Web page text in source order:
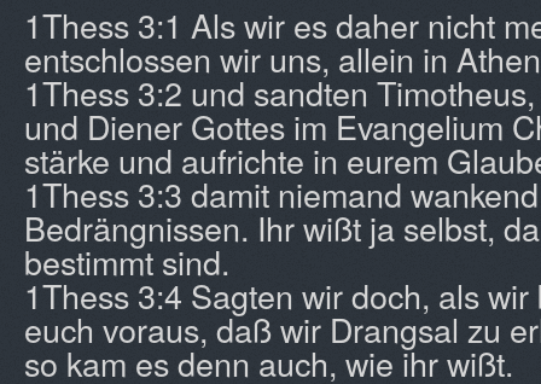
1Thess 3:1 Als wir es daher nicht
entschlossen wir uns, allein in
1Thess 3:2 und sandten
und Diener Gottes im Evangelium
stärke und aufrichte in eurem
1Thess 3:3 damit niemand
Bedrängnissen. Ihr wißt ja selbst,
bestimmt sind.
1Thess 3:4 Sagten wir doch, als
euch voraus, daß wir Drangsal zu
so kam es denn auch, wie ihr wißt.